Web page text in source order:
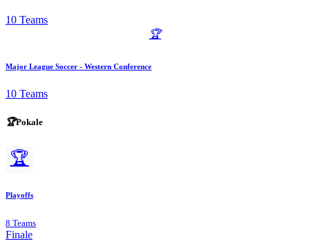
10 Teams
🏆
Major League Soccer - Western Conference
10 Teams
🏆Pokale
🏆
Playoffs
8 Teams
Finale